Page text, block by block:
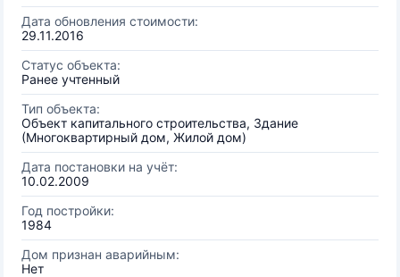
Дата обновления стоимости:
29.11.2016
Статус объекта:
Ранее учтенный
Тип объекта:
Объект капитального строительства, Здание
(Многоквартирный дом, Жилой дом)
Дата постановки на учёт:
10.02.2009
Год постройки:
1984
Дом признан аварийным:
Нет